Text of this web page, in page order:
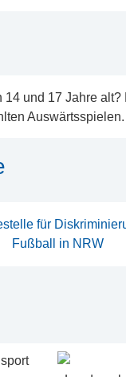
14 und 17 Jahre alt?
Auswärtsspielen.